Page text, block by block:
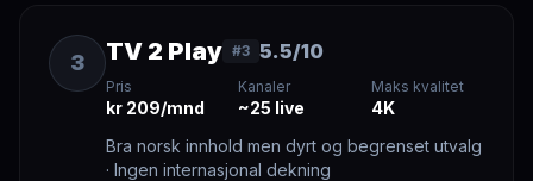
3 TV 2 Play #3 5.5/10
Pris
kr 209/mnd
Kanaler
~25 live
Maks kvalitet
4K
Bra norsk innhold men dyrt og begrenset utvalg
· Ingen internasjonal dekning